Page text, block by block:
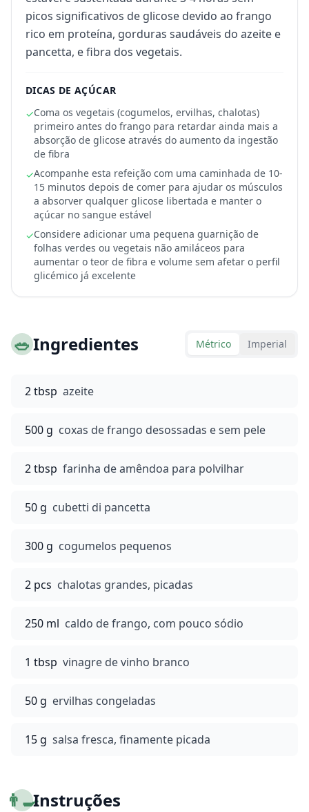
picos significativos de glicose devido ao frango
rico em proteína, gorduras saudáveis do azeite e
pancetta, e fibra dos vegetais.
DICAS DE AÇÚCAR
✓Coma os vegetais (cogumelos, ervilhas, chalotas)
primeiro antes do frango para retardar ainda mais a
absorção de glicose através do aumento da ingestão
de fibra
✓Acompanhe esta refeição com uma caminhada de 10-
15 minutos depois de comer para ajudar os músculos
a absorver qualquer glicose libertada e manter o
açúcar no sangue estável
✓Considere adicionar uma pequena guarnição de
folhas verdes ou vegetais não amiláceos para
aumentar o teor de fibra e volume sem afetar o perfil
glicémico já excelente
🥗Ingredientes Métrico Imperial
2 tbsp azeite
500 g coxas de frango desossadas e sem pele
2 tbsp farinha de amêndoa para polvilhar
50 g cubetti di pancetta
300 g cogumelos pequenos
2 pcs chalotas grandes, picadas
250 ml caldo de frango, com pouco sódio
1 tbsp vinagre de vinho branco
50 g ervilhas congeladas
15 g salsa fresca, finamente picada
👨‍🍳Instruções